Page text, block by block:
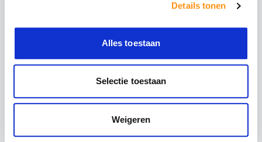
Details tonen
Alles toestaan
Selectie toestaan
Weigeren
Voldoet aan EN 12150-1 norm